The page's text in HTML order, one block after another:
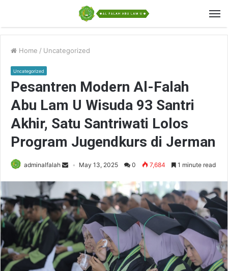
Home / Uncategorized
Uncategorized
Pesantren Modern Al-Falah
Abu Lam U Wisuda 93 Santri
Akhir, Satu Santriwati Lolos
Program Jugendkurs di Jerman
adminalfalah May 13, 2025 0 7,684 1 minute read